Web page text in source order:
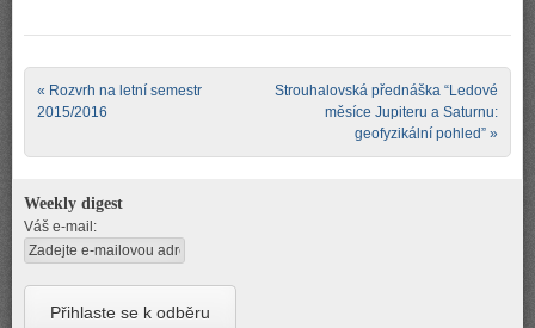
Post navigation
« Rozvrh na letní semestr
2015/2016
Strouhalovská přednáška “Ledové
měsíce Jupiteru a Saturnu:
geofyzikální pohled” »
Weekly digest
Váš e-mail: